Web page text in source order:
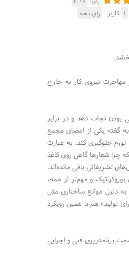
۱ کاربر - رای دهید
نیروی کار به خارج
بودن نجات دهد و در برابر
گفته یکی از اعضای مجمع
تورم جلوگیری کند. به عبارت
چرا شعار‌ها گاهی روی کاغذ
تشریفاتی باقی مانده‌اند.
و مهم‌تر از همه،
با استقبال اولیه مواجه شد، اما به دلیل موانع ساختاری مثل
تولید» هم با همین رویکرد
و به سمت برنامه‌ریزی فنی و اجرایی